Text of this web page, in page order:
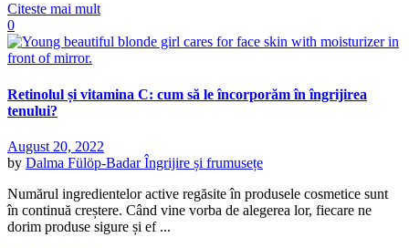
Citeste mai mult
0
Retinolul și vitamina C: cum să le încorporăm în îngrijirea
tenului?
August 20, 2022
by Dalma Fülöp-BadarÎngrijire și frumusețe
Numărul ingredientelor active regăsite în produsele cosmetice sunt
în continuă creștere. Când vine vorba de alegerea lor, fiecare ne
dorim produse sigure și ef ...